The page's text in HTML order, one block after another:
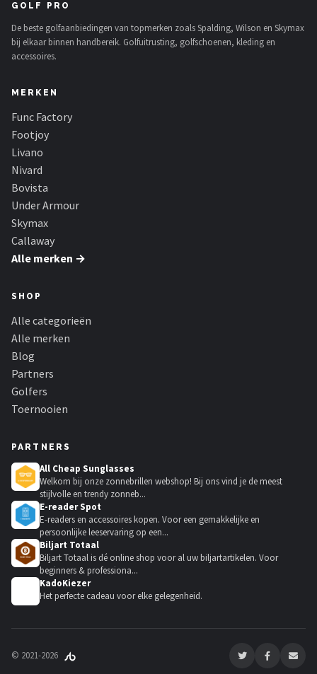
GOLF PRO
De beste golfaanbiedingen van topmerken zoals Spalding, Wilson en Skymax
bij elkaar binnen handbereik. Golfuitrusting, golfschoenen, kleding en
accessoires.
MERKEN
Func Factory
Footjoy
Livano
Nivard
Bovista
Under Armour
Skymax
Callaway
Alle merken →
SHOP
Alle categorieën
Alle merken
Blog
Partners
Golfers
Toernooien
PARTNERS
All Cheap Sunglasses
Welkom bij onze zonnebrillen webshop! Bij ons vind je de meest
stijlvolle en trendy zonneb...
E-reader Spot
E-readers en accessoires kopen. Voor een gemakkelijke en
persoonlijke leeservaring op een...
Biljart Totaal
Biljart Totaal is dé online shop voor al uw biljartartikelen. Voor
beginners & professiona...
KadoKiezer
Het perfecte cadeau voor elke gelegenheid.
© 2021-2026